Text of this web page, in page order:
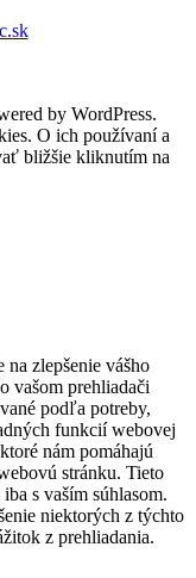
by WordPress.
O ich používaní a
bližšie kliknutím na
zlepšenie vášho
vašom prehliadači
podľa potreby,
funkcií webovej
nám pomáhajú
stránku. Tieto
s vaším súhlasom.
niektorých z týchto
z prehliadania.